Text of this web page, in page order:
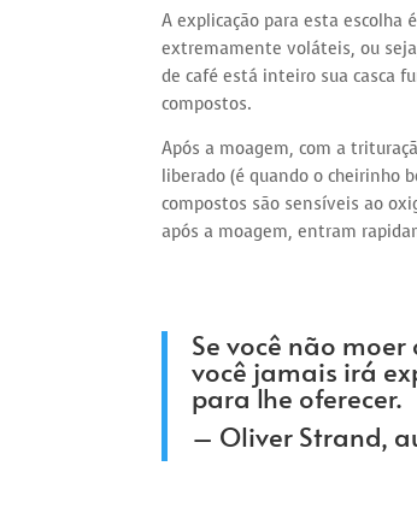
A explicação para esta escolha
extremamente voláteis, ou
de café está inteiro sua casca
compostos.
Após a moagem, com a
liberado (é quando o cheirinho
compostos são sensíveis ao
após a moagem, entram
Se você não
você jamais irá
para lhe oferecer.
– Oliver Strand,